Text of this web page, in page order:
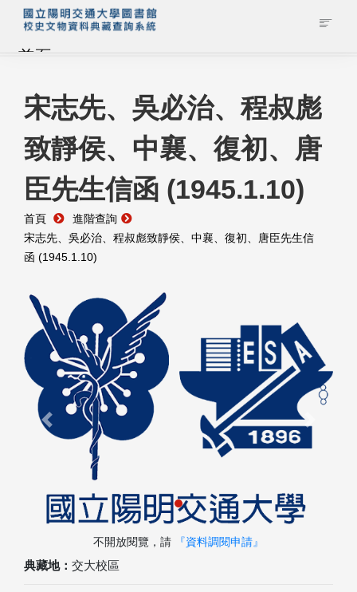
首頁
藏品查詢
校史館簡介
藏品清單全覽
資料調閱申請
宋志先、吳必治、程叔彪
致靜侯、中襄、復初、唐
臣先生信函 (1945.1.10)
首頁
進階查詢
宋志先、吳必治、程叔彪致靜侯、中襄、復初、唐臣先生信
函 (1945.1.10)
典藏地： 交大校區
Previous Next
不開放閱覽，請 『資料調閱申請』